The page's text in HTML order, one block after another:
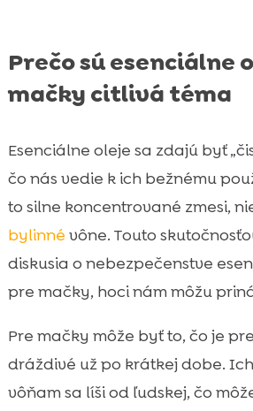
Prečo sú esenciálne
mačky citlivá téma
Esenciálne oleje sa zdajú byť
čo nás vedie k ich bežnému
to silne koncentrované zmesi,
bylinné vône. Touto
diskusia o nebezpečenstve
pre mačky, hoci nám môžu
Pre mačky môže byť to, čo je
dráždivé už po krátkej dobe.
vôňam sa líši od ľudskej, čo